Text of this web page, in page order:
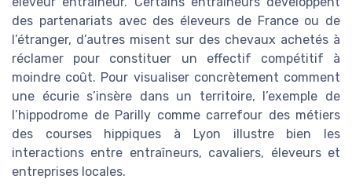
des partenariats avec des éleveurs de France ou de
l’étranger, d’autres misent sur des chevaux achetés à
réclamer pour constituer un effectif compétitif à
moindre coût. Pour visualiser concrètement comment
une écurie s’insère dans un territoire, l’exemple de
l’hippodrome de Parilly comme carrefour des métiers
des courses hippiques à Lyon illustre bien les
interactions entre entraîneurs, cavaliers, éleveurs et
entreprises locales.